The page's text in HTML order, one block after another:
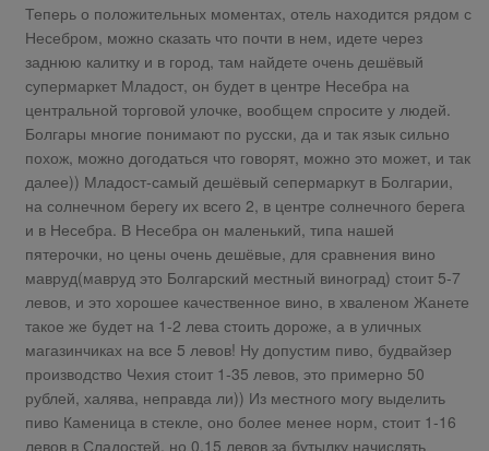
Теперь о положительных моментах, отель находится рядом с
Несебром, можно сказать что почти в нем, идете через
заднюю калитку и в город, там найдете очень дешёвый
супермаркет Младост, он будет в центре Несебра на
центральной торговой улочке, вообщем спросите у людей.
Болгары многие понимают по русски, да и так язык сильно
похож, можно догодаться что говорят, можно это может, и так
далее)) Младост-самый дешёвый сепермаркут в Болгарии,
на солнечном берегу их всего 2, в центре солнечного берега
и в Несебра. В Несебра он маленький, типа нашей
пятерочки, но цены очень дешёвые, для сравнения вино
мавруд(мавруд это Болгарский местный виноград) стоит 5-7
левов, и это хорошее качественное вино, в хваленом Жанете
такое же будет на 1-2 лева стоить дороже, а в уличных
магазинчиках на все 5 левов! Ну допустим пиво, будвайзер
производство Чехия стоит 1-35 левов, это примерно 50
рублей, халява, неправда ли)) Из местного могу выделить
пиво Каменица в стекле, оно более менее норм, стоит 1-16
левов в Сладостей, но 0,15 левов за бутылку начислять